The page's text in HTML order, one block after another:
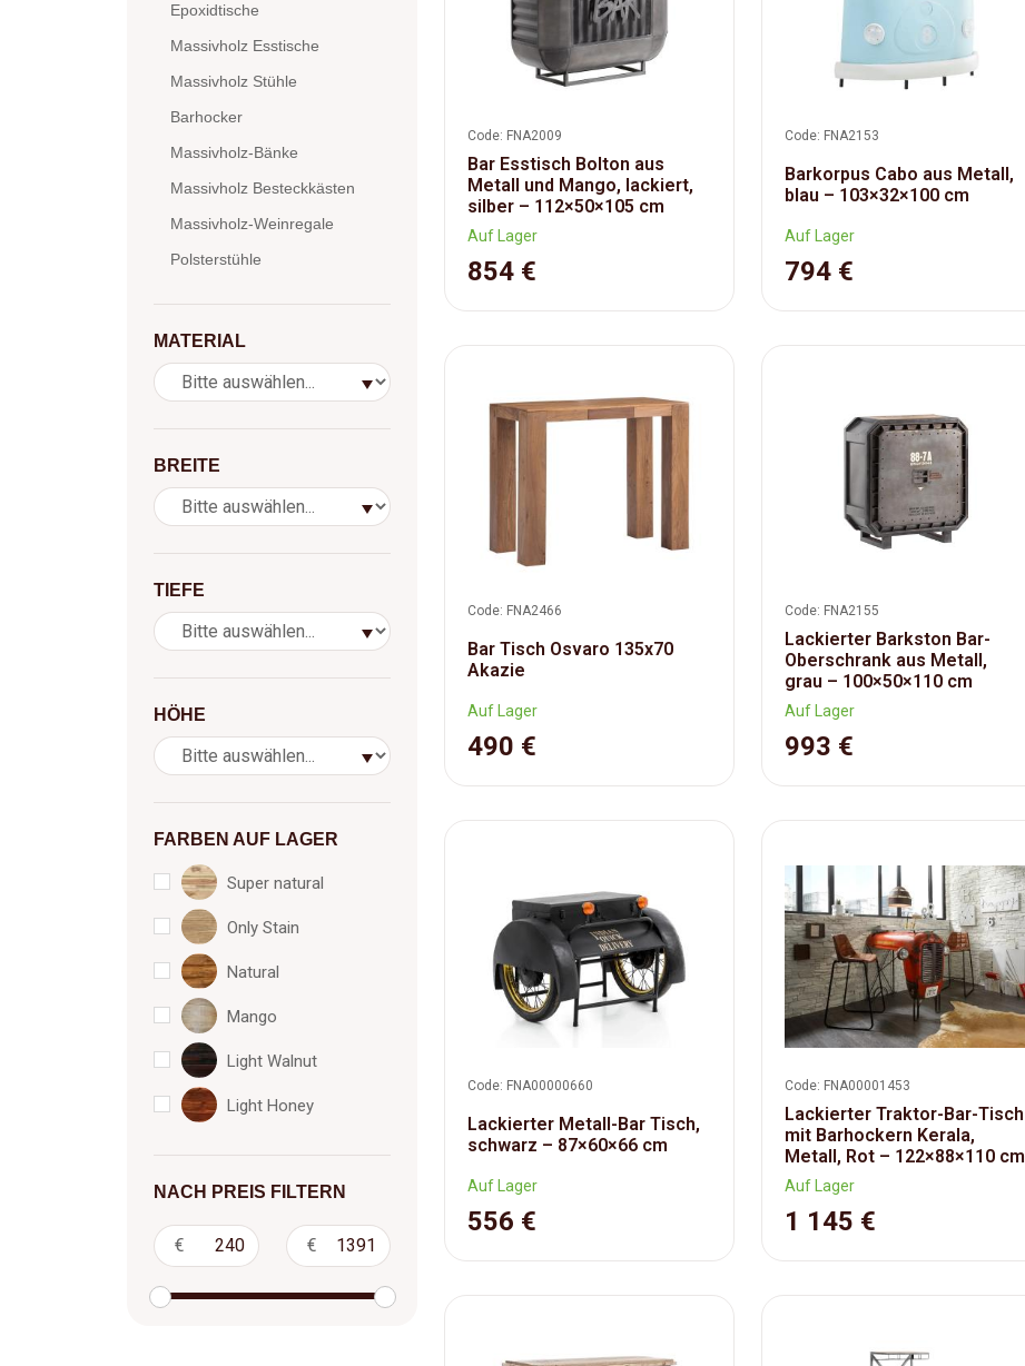
Epoxidtische
Massivholz Esstische
Massivholz Stühle
Barhocker
Massivholz-Bänke
Massivholz Besteckkästen
Massivholz-Weinregale
Polsterstühle
MATERIAL
BREITE
TIEFE
HÖHE
FARBEN AUF LAGER
Super natural
Only Stain
Natural
Mango
Light Walnut
Light Honey
NACH PREIS FILTERN
€ €
Code: FNA2009
Bar Esstisch Bolton aus
Metall und Mango, lackiert,
silber – 112×50×105 cm
Auf Lager
854 €
Code: FNA2153
Barkorpus Cabo aus Metall,
blau – 103×32×100 cm
Auf Lager
794 €
Code: FNA2466
Bar Tisch Osvaro 135x70
Akazie
Auf Lager
490 €
Code: FNA2155
Lackierter Barkston Bar-
Oberschrank aus Metall,
grau – 100×50×110 cm
Auf Lager
993 €
Code: FNA00000660
Lackierter Metall-Bar Tisch,
schwarz – 87×60×66 cm
Auf Lager
556 €
Code: FNA00001453
Lackierter Traktor-Bar-Tisch
mit Barhockern Kerala,
Metall, Rot – 122×88×110 cm
Auf Lager
1 145 €